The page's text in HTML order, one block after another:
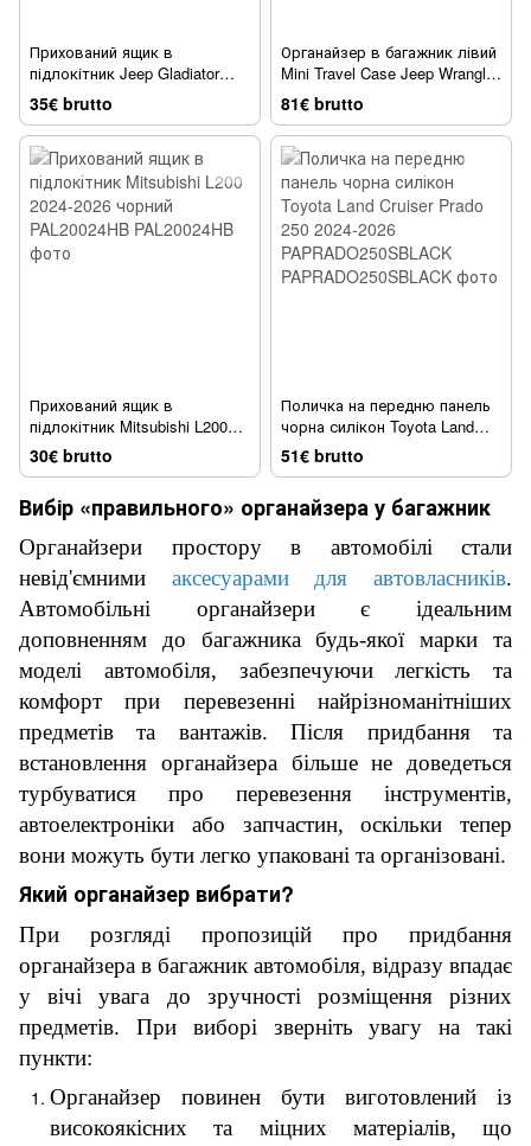
Прихований ящик в
підлокітник Jeep Gladiator
2020-2026 чорний YIIBEII
PACONSBOXJL
35€ brutto
Органайзер в багажник лівий
Mini Travel Case Jeep Wrangler
JL;Gladiator 2018 + XG Cargo
XG-324
81€ brutto
Прихований ящик в
підлокітник Mitsubishi L200
2024-2026 чорний
PAL20024HB
30€ brutto
Поличка на передню панель
чорна силікон Toyota Land
Cruiser Prado 250 2024-2026
PAPRADO250SBLACK
51€ brutto
Вибір «правильного» органайзера у багажник
Органайзери простору в автомобілі стали
невід'ємними аксесуарами для автовласників.
Автомобільні органайзери є ідеальним
доповненням до багажника будь-якої марки та
моделі автомобіля, забезпечуючи легкість та
комфорт при перевезенні найрізноманітніших
предметів та вантажів. Після придбання та
встановлення органайзера більше не доведеться
турбуватися про перевезення інструментів,
автоелектроніки або запчастин, оскільки тепер
вони можуть бути легко упаковані та організовані.
Який органайзер вибрати?
При розгляді пропозицій про придбання
органайзера в багажник автомобіля, відразу впадає
у вічі увага до зручності розміщення різних
предметів. При виборі зверніть увагу на такі
пункти:
Органайзер повинен бути виготовлений із
високоякісних та міцних матеріалів, що